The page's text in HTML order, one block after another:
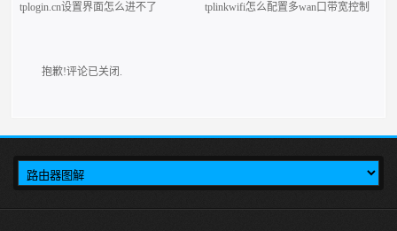
tplogin.cn设置界面怎么进不了 tplinkwifi怎么配置多wan口带宽控制
抱歉!评论已关闭.